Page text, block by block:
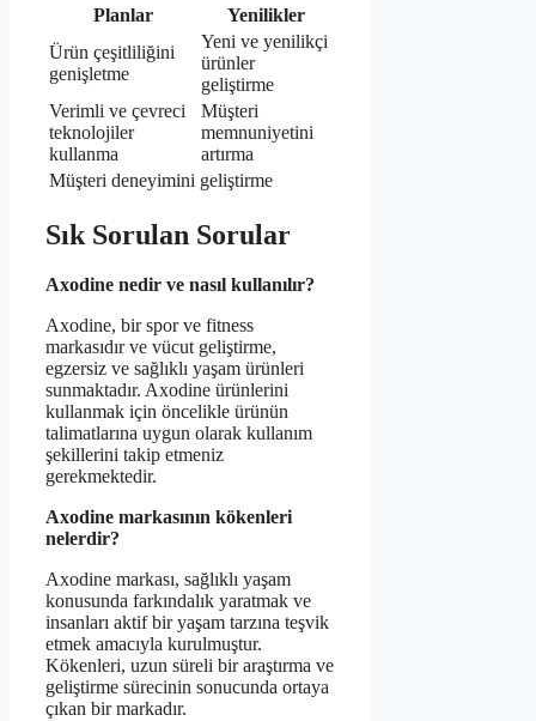
Planlar
Yenilikler
Ürün çeşitliliğini
genişletme
Yeni ve yenilikçi
ürünler
geliştirme
Verimli ve çevreci
teknolojiler
kullanma
Müşteri
memnuniyetini
artırma
Müşteri deneyimini geliştirme
Sık Sorulan Sorular
Axodine nedir ve nasıl kullanılır?
Axodine, bir spor ve fitness
markasıdır ve vücut geliştirme,
egzersiz ve sağlıklı yaşam ürünleri
sunmaktadır. Axodine ürünlerini
kullanmak için öncelikle ürünün
talimatlarına uygun olarak kullanım
şekillerini takip etmeniz
gerekmektedir.
Axodine markasının kökenleri
nelerdir?
Axodine markası, sağlıklı yaşam
konusunda farkındalık yaratmak ve
insanları aktif bir yaşam tarzına teşvik
etmek amacıyla kurulmuştur.
Kökenleri, uzun süreli bir araştırma ve
geliştirme sürecinin sonucunda ortaya
çıkan bir markadır.